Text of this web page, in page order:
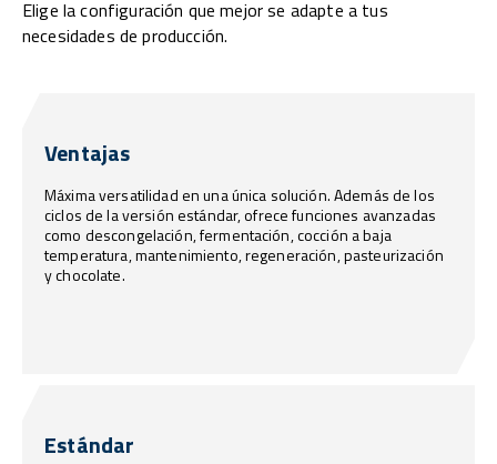
Elige la configuración que mejor se adapte a tus
necesidades de producción.
Ventajas
Máxima versatilidad en una única solución. Además de los
ciclos de la versión estándar, ofrece funciones avanzadas
como descongelación, fermentación, cocción a baja
temperatura, mantenimiento, regeneración, pasteurización
y chocolate.
Estándar